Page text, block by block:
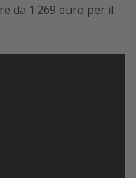
da 1.269 euro per il